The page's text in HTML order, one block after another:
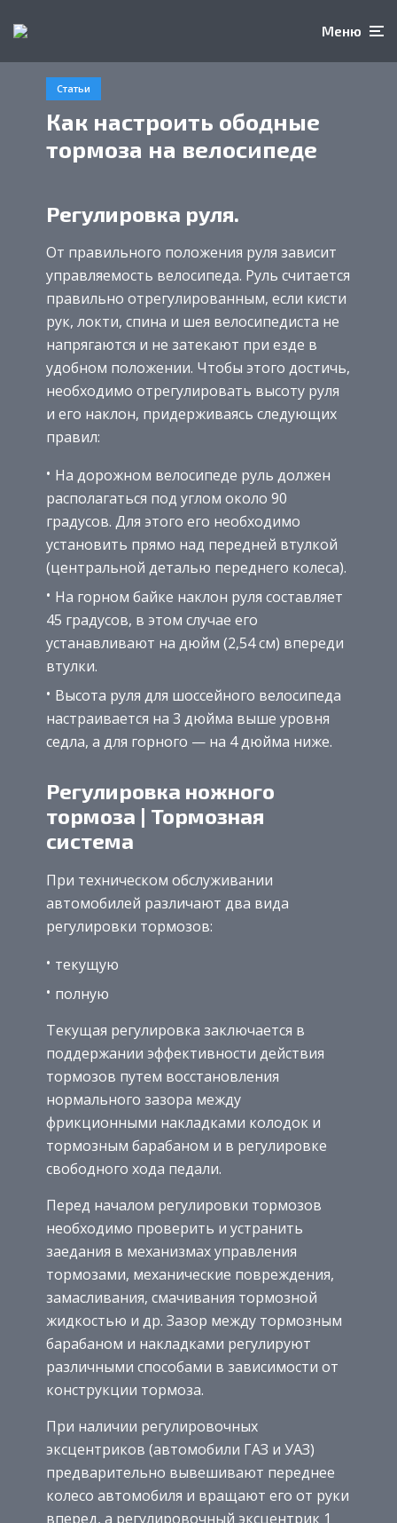
Меню
Статьи
Как настроить ободные
тормоза на велосипеде
Регулировка руля.
От правильного положения руля зависит
управляемость велосипеда. Руль считается
правильно отрегулированным, если кисти
рук, локти, спина и шея велосипедиста не
напрягаются и не затекают при езде в
удобном положении. Чтобы этого достичь,
необходимо отрегулировать высоту руля
и его наклон, придерживаясь следующих
правил:
На дорожном велосипеде руль должен
располагаться под углом около 90
градусов. Для этого его необходимо
установить прямо над передней втулкой
(центральной деталью переднего колеса).
На горном байке наклон руля составляет
45 градусов, в этом случае его
устанавливают на дюйм (2,54 см) впереди
втулки.
Высота руля для шоссейного велосипеда
настраивается на 3 дюйма выше уровня
седла, а для горного — на 4 дюйма ниже.
Регулировка ножного
тормоза | Тормозная
система
При техническом обслуживании
автомобилей различают два вида
регулировки тормозов:
текущую
полную
Текущая регулировка заключается в
поддержании эффективности действия
тормозов путем восстановления
нормального зазора между
фрикционными накладками колодок и
тормозным барабаном и в регулировке
свободного хода педали.
Перед началом регулировки тормозов
необходимо проверить и устранить
заедания в механизмах управления
тормозами, механические повреждения,
замасливания, смачивания тормозной
жидкостью и др. Зазор между тормозным
барабаном и накладками регулируют
различными способами в зависимости от
конструкции тормоза.
При наличии регулировочных
эксцентриков (автомобили ГАЗ и УАЗ)
предварительно вывешивают переднее
колесо автомобиля и вращают его от руки
вперед, а регулировочный эксцентрик 1